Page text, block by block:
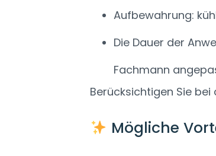
Aufbewahrung:
Die Dauer der
Fachmann
Berücksichtigen Sie
Mögliche